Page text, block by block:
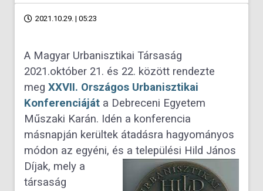
2021.10.29. | 05:23
A Magyar Urbanisztikai Társaság
2021.október 21. és 22. között rendezte
meg XXVII. Országos Urbanisztikai
Konferenciáját a Debreceni Egyetem
Műszaki Karán. Idén a konferencia
másnapján kerültek átadásra hagyományos
módon az egyéni, és a települési Hild János
Díjak, mely a
társaság